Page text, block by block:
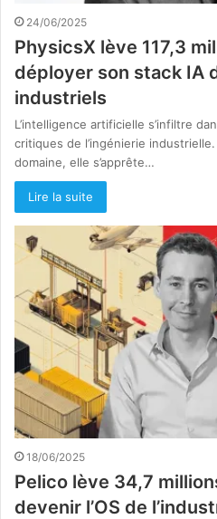
24/06/2025
PhysicsX lève 117,3
déployer son stack IA
industriels
L’intelligence artificielle s’infiltre
critiques de l’ingénierie
domaine, elle s’apprête…
Lire la suite
18/06/2025
Pelico lève 34,7
devenir l’OS de